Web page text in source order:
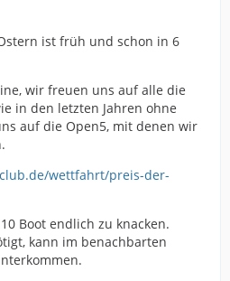
ist früh und schon in 6
wir freuen uns auf alle die
in den letzten Jahren ohne
auf die Open5, mit denen wir
wettfahrt/preis-der-
Boot endlich zu knacken.
kann im benachbarten